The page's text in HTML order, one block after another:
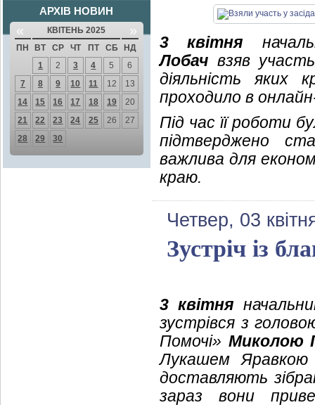
АРХІВ НОВИН
« КВІТЕНЬ 2025 »
ПН ВТ СР ЧТ ПТ СБ
НД
1
2 3 4 5
6
7
8 9 10 11 12
13
14
15 16 17 18 19
20
21
22 23 24 25 26
27
28
29 30
3 квітня
Лобач взяв
діяльність яких
проходило в
Під час її роботи
підтверджено
важлива для
краю.
Четвер, 03
Зустріч із
3 квітня
зустрівся з
Помочі» Миколою
Лукашем Яравкою
доставляють
зараз вони